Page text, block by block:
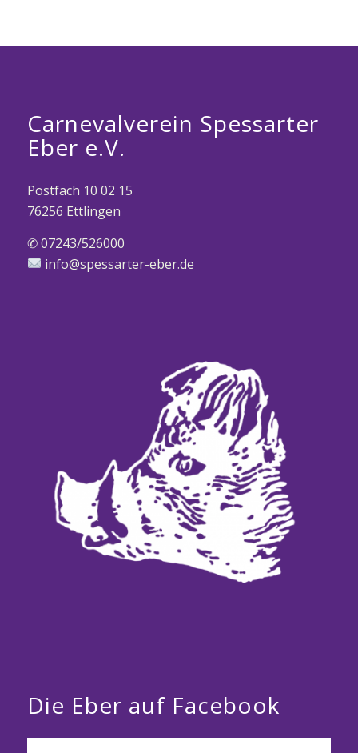
Carnevalverein Spessarter
Eber e.V.
Postfach 10 02 15
76256 Ettlingen
✆ 07243/526000
info@spessarter-eber.de
Die Eber auf Facebook